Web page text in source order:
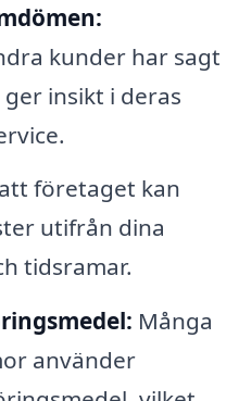
kunder har sagt
insikt i deras
företaget kan
utifrån dina
tidsramar.
Många
använder